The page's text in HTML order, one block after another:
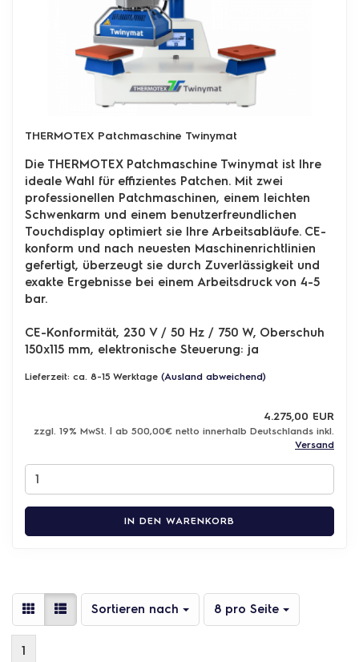
THERMOTEX Patchmaschine Twinymat
Die THERMOTEX Patchmaschine Twinymat ist Ihre
ideale Wahl für effizientes Patchen. Mit zwei
professionellen Patchmaschinen, einem leichten
Schwenkarm und einem benutzerfreundlichen
Touchdisplay optimiert sie Ihre Arbeitsabläufe. CE-
konform und nach neuesten Maschinenrichtlinien
gefertigt, überzeugt sie durch Zuverlässigkeit und
exakte Ergebnisse bei einem Arbeitsdruck von 4-5
bar.
CE-Konformität, 230 V / 50 Hz / 750 W, Oberschuh
150x115 mm, elektronische Steuerung: ja
Lieferzeit: ca. 8-15 Werktage (Ausland abweichend)
4.275,00 EUR
zzgl. 19% MwSt. | ab 500,00€ netto innerhalb Deutschlands inkl.
Versand
IN DEN WARENKORB
Sortieren nach
Sortieren nach 8 pro Seite
pro Seite
1